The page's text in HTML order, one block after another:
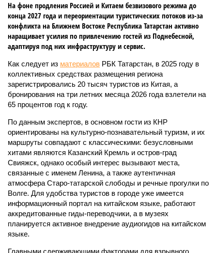
На фоне продления Россией и Китаем безвизового режима до
конца 2027 года и переориентации туристических потоков из-за
конфликта на Ближнем Востоке Республика Татарстан активно
наращивает усилия по привлечению гостей из Поднебесной,
адаптируя под них инфраструктуру и сервис.
Как следует из материалов РБК Татарстан, в 2025 году в
коллективных средствах размещения региона
зарегистрировались 20 тысяч туристов из Китая, а
бронирования на три летних месяца 2026 года взлетели на
65 процентов год к году.
По данным экспертов, в основном гости из КНР
ориентированы на культурно-познавательный туризм, и их
маршруты совпадают с классическими: безусловными
хитами являются Казанский Кремль и остров-град
Свияжск, однако особый интерес вызывают места,
связанные с именем Ленина, а также аутентичная
атмосфера Старо-татарской слободы и речные прогулки по
Волге. Для удобства туристов в городе уже имеется
информационный портал на китайском языке, работают
аккредитованные гиды-переводчики, а в музеях
планируется активное внедрение аудиогидов на китайском
языке.
Главными сдерживающими факторами для взрывного